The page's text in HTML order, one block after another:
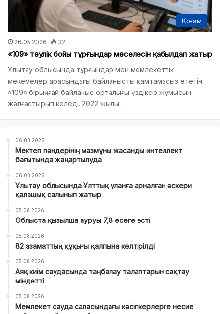
Қоғам
26.05.2026 32
«109» тәулік бойы тұрғындар мәселесін қабылдап жатыр
Ұлытау облысында тұрғындар мен мемлекеттік
мекемелер арасындағы байланысты қамтамасыз ететін
«109» бірыңғай байланыс орталығы үздіксіз жұмысын
жалғастырып келеді. 2022 жылы…
06.08.2026
Мектеп пәндерінің мазмұны жасанды интеллект
бағытында жаңартылуда
06.08.2026
Ұлытау облысында Ұлттық ұланға арналған әскери
қалашық салынып жатыр
05.08.2026
Облыста қызылша ауруы 7,8 есеге өсті
05.08.2026
82 азаматтың құқығы қалпына келтірілді
05.08.2026
Аяқ киім саудасында таңбалау талаптарын сақтау
міндетті
05.08.2026
Мемлекет сауда саласындағы кәсіпкерлерге несие